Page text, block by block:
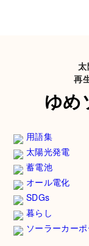
再
ゆめ
用語集
太陽光発電
蓄電池
オール電化
SDGs
暮らし
ソーラーカーポ